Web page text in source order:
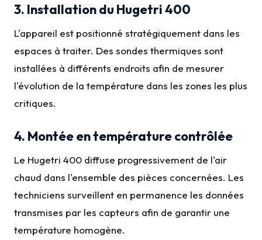
3. Installation du Hugetri 400
L'appareil est positionné stratégiquement dans les
espaces à traiter. Des sondes thermiques sont
installées à différents endroits afin de mesurer
l'évolution de la température dans les zones les plus
critiques.
4. Montée en température contrôlée
Le Hugetri 400 diffuse progressivement de l'air
chaud dans l'ensemble des pièces concernées. Les
techniciens surveillent en permanence les données
transmises par les capteurs afin de garantir une
température homogène.